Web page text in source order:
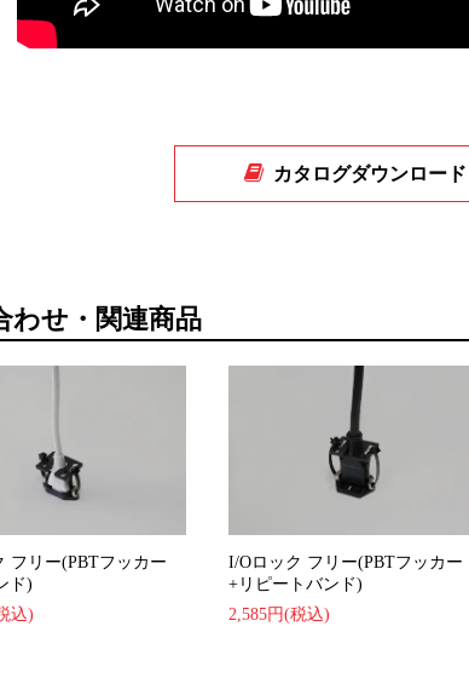
カタログダウンロード
わせ・関連商品
フリー(PBTフッカー
ド)
込)
I/Oロック フリー(PBTフッカー
+リピートバンド)
2,585円(税込)